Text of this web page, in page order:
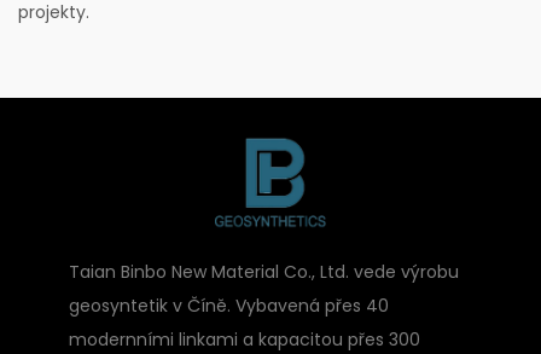
projekty.
Taian Binbo New Material Co., Ltd. vede výrobu
geosyntetik v Číně. Vybavená přes 40
modernními linkami a kapacitou přes 300